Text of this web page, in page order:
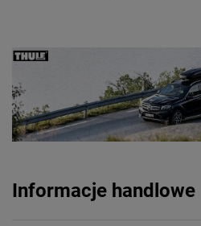
Informacje handlowe